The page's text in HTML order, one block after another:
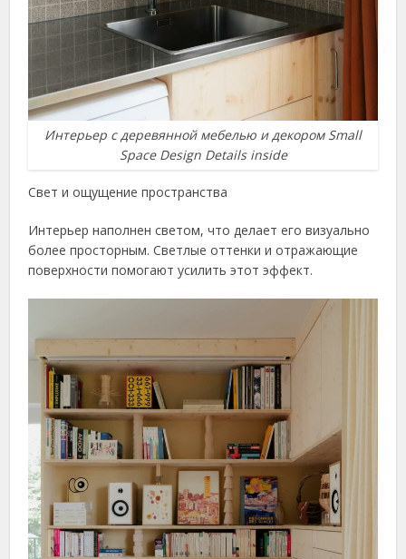
Интерьер с деревянной мебелью и декором Small
Space Design Details inside
Свет и ощущение пространства
Интерьер наполнен светом, что делает его визуально
более просторным. Светлые оттенки и отражающие
поверхности помогают усилить этот эффект.